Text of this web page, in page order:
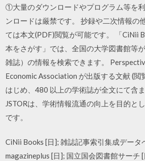
①大量のダウンロードやプログラム等を
ンロードは厳禁です。 抄録や二次情報の
ては本文(PDF)閲覧が可能です。 「CiNii
本をさがす」では、全国の大学図書館等
雑誌）の情報を検索できます。
Economic Association が出版する文献 (閲
はじめ、480 以上の学術誌が全文にて含
JSTORは、学術情報流通の向上を目的と
です。
CiNii Books [日]; 雑誌記事索引集成データ
magazineplus [日]; 国立国会図書館サーチ